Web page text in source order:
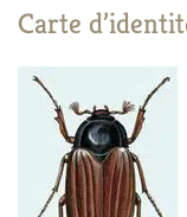
Recettes sans
Recettes
Habitat
Conception et gros
Trucs & astuces
Expés
Trocs & petites
Carte